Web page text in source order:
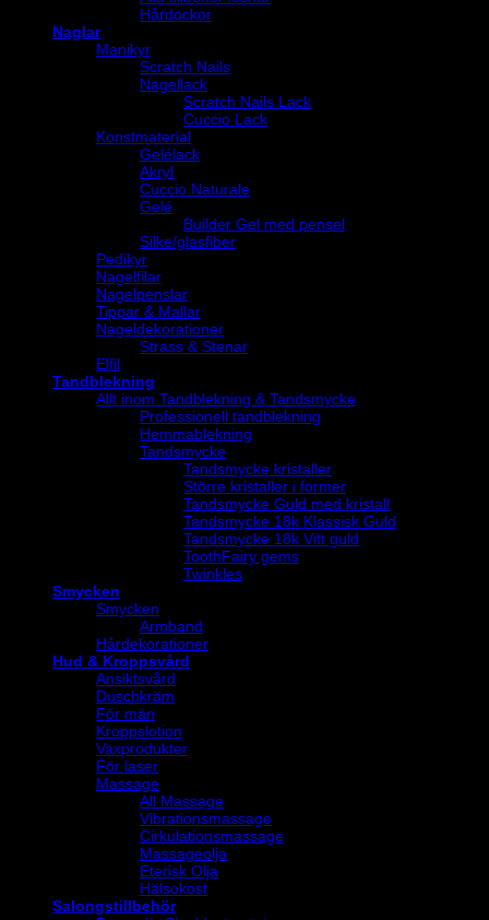
Hårdockor
Naglar
Manikyr
Scratch Nails
Nagellack
Scratch Nails Lack
Cuccio Lack
Konstmaterial
Gelélack
Akryl
Cuccio Naturale
Gelé
Builder Gel med pensel
Silke/glasfiber
Pedikyr
Nagelfilar
Nagelpenslar
Tippar & Mallar
Nageldekorationer
Strass & Stenar
Elfil
Tandblekning
Allt inom Tandblekning & Tandsmycke
Professionell tandblekning
Hemmablekning
Tandsmycke
Tandsmycke kristaller
Större kristaller i former
Tandsmycke Guld med kristall
Tandsmycke 18k Klassisk Guld
Tandsmycke 18k Vitt guld
ToothFairy gems
Twinkles
Smycken
Smycken
Armband
Hårdekorationer
Hud & Kroppsvård
Ansiktsvård
Duschkräm
För män
Kroppslotion
Vaxprodukter
För laser
Massage
All Massage
Vibrationsmassage
Cirkulationsmassage
Massageolja
Eterisk Olja
Hälsokost
Salongstillbehör